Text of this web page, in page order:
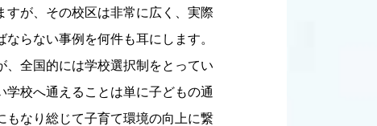
すが、その校区は非常に広く、実際
らない事例を何件も耳にします。
全国的には学校選択制をとってい
校へ通えることは単に子どもの通
もなり総じて子育て環境の向上に繋